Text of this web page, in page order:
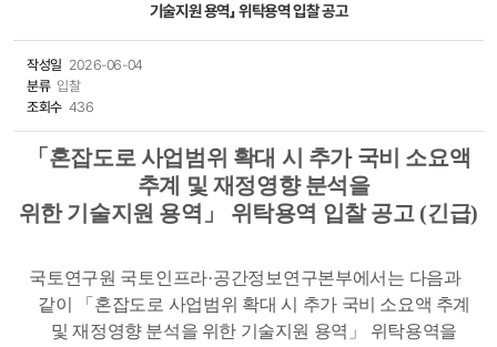
기술지원 용역」 위탁용역 입찰 공고
작성일 2026-06-04
분류 입찰
조회수 436
「 혼잡도로 사업범위 확대 시 추가 국비 소요액
추계 및 재정영향 분석을
위한 기술지원 용역 」 위탁용역 입찰 공고 (긴급)
국토연구원 국토인프라·공간정보연구본부에서는 다음과
같이
「 혼잡도로 사업범위 확대 시
추가 국비 소요액 추계
및 재정영향 분석을 위한 기술지원 용역 」 위탁용역을